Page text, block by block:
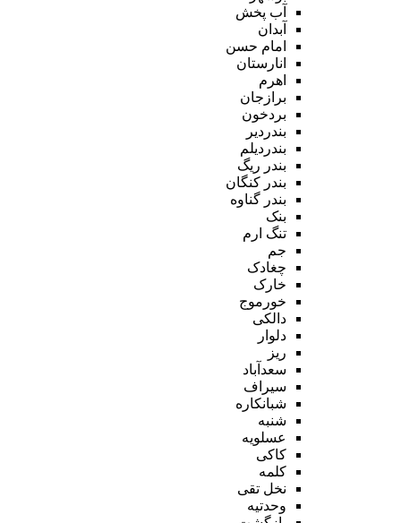
آب پخش
آبدان
امام حسن
انارستان
اهرم
برازجان
بردخون
بندردیر
بندردیلم
بندر ریگ
بندر کنگان
بندر گناوه
بنک
تنگ ارم
جم
چغادک
خارک
خورموج
دالکی
دلوار
ریز
سعدآباد
سیراف
شبانکاره
شنبه
عسلویه
کاکی
کلمه
نخل تقی
وحدتیه